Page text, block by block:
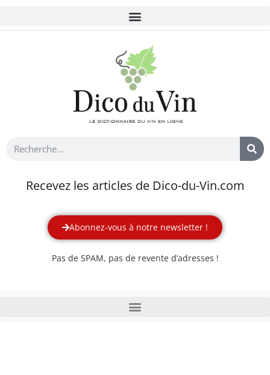
Recevez les articles de Dico-du-Vin.com
Abonnez-vous à notre newsletter !
Pas de SPAM, pas de revente d’adresses !